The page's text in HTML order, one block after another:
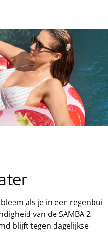
als je in een regenbui
van de SAMBA 2
blijft tegen dagelijkse